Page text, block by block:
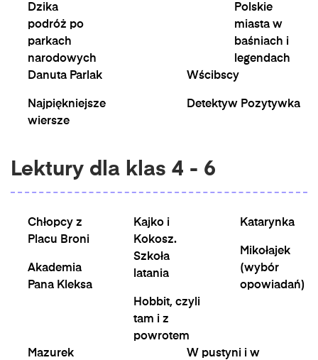
Dzika
podróż po
parkach
narodowych
Polskie
miasta w
baśniach i
legendach
Danuta Parlak
Najpiękniejsze
wiersze
Wścibscy
Detektyw Pozytywka
Lektury dla klas 4 - 6
Chłopcy z
Placu Broni
Akademia
Pana Kleksa
Kajko i
Kokosz.
Szkoła
latania
Hobbit, czyli
tam i z
powrotem
Katarynka
Mikołajek
(wybór
opowiadań)
Mazurek
W pustyni i w